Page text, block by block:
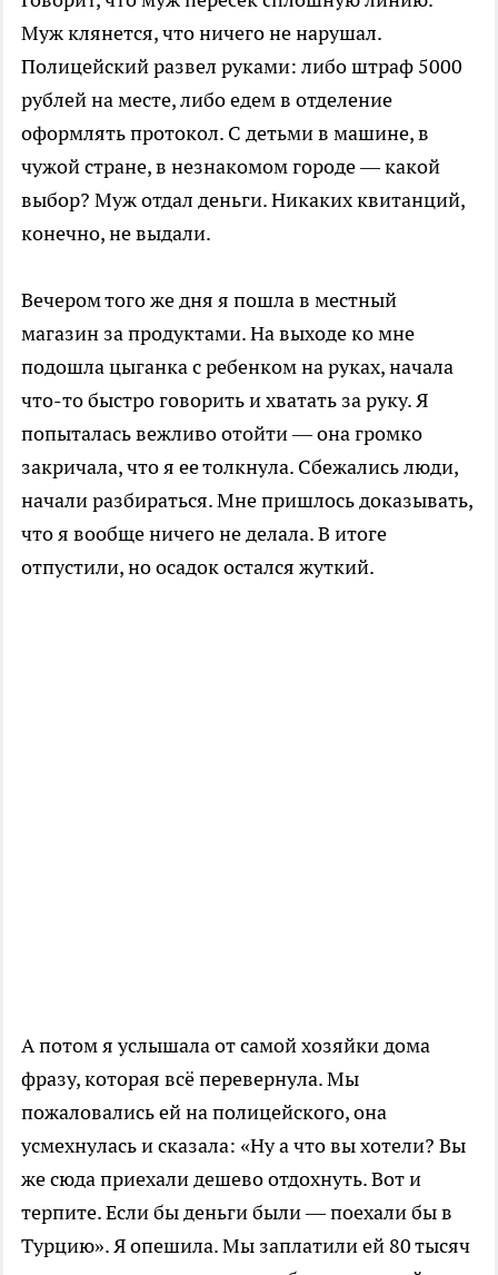
Муж клянется, что ничего не нарушал.
Полицейский развел руками: либо штраф 5000
рублей на месте, либо едем в отделение
оформлять протокол. С детьми в машине, в
чужой стране, в незнакомом городе — какой
выбор? Муж отдал деньги. Никаких квитанций,
конечно, не выдали.
Вечером того же дня я пошла в местный
магазин за продуктами. На выходе ко мне
подошла цыганка с ребенком на руках, начала
что-то быстро говорить и хватать за руку. Я
попыталась вежливо отойти — она громко
закричала, что я ее толкнула. Сбежались люди,
начали разбираться. Мне пришлось доказывать,
что я вообще ничего не делала. В итоге
отпустили, но осадок остался жуткий.
А потом я услышала от самой хозяйки дома
фразу, которая всё перевернула. Мы
пожаловались ей на полицейского, она
усмехнулась и сказала: «Ну а что вы хотели? Вы
же сюда приехали дешево отдохнуть. Вот и
терпите. Если бы деньги были — поехали бы в
Турцию». Я опешила. Мы заплатили ей 80 тысяч